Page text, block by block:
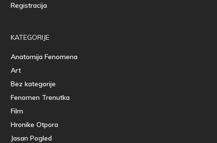
Registracija
KATEGORIJE
Anatomija Fenomena
Art
Bez kategorije
Fenomen Trenutka
Film
Hronike Otpora
Jasan Pogled